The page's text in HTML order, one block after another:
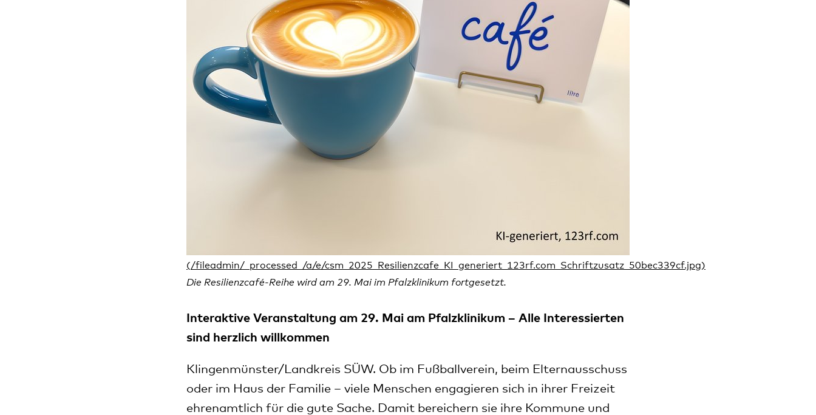
Die Resilienzcafé-Reihe wird am 29. Mai im Pfalzklinikum fortgesetzt.
Interaktive Veranstaltung am 29. Mai am Pfalzklinikum – Alle Interessierten
sind herzlich willkommen
Klingenmünster/Landkreis SÜW. Ob im Fußballverein, beim Elternausschuss
oder im Haus der Familie – viele Menschen engagieren sich in ihrer Freizeit
ehrenamtlich für die gute Sache. Damit bereichern sie ihre Kommune und